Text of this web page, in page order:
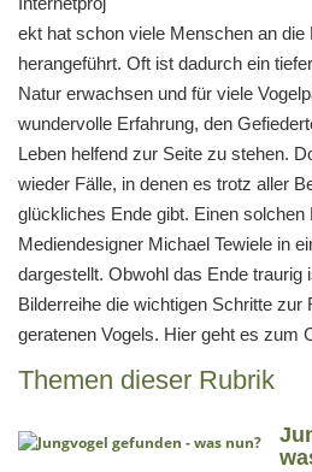
ekt hat schon viele Menschen an die
herangeführt. Oft ist dadurch ein
Natur erwachsen und für viele
wundervolle Erfahrung, den
Leben helfend zur Seite zu stehen.
wieder Fälle, in denen es trotz aller
glückliches Ende gibt. Einen solchen
Mediendesigner Michael Tewiele in
dargestellt. Obwohl das Ende traurig
Bilderreihe die wichtigen Schritte zur
geratenen Vogels. Hier geht es zum
Themen dieser Rubrik